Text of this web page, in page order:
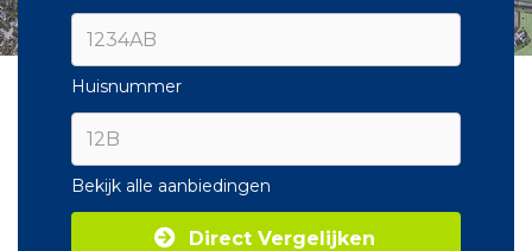
Huisnummer
Bekijk alle aanbiedingen
Direct Vergelijken